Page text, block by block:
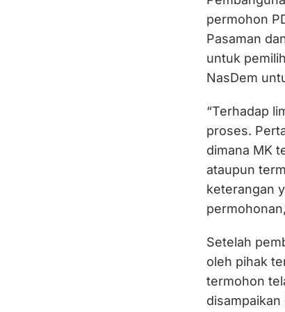
permohon
Pasaman
untuk
NasDem
“Terhadap
proses.
dimana MK
ataupun
keterangan
Setelah
oleh pihak
termohon